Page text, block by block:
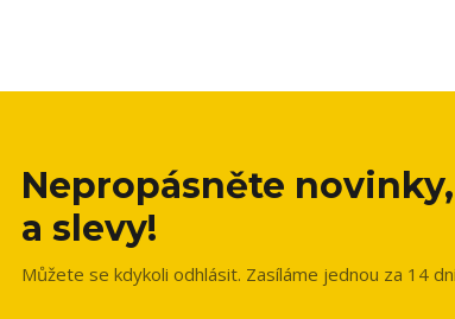
Nepropásněte
a slevy!
Můžete se kdykoli odhlásit. Zasíláme jednou za 14